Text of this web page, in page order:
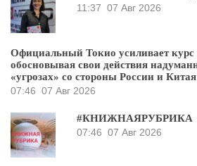
11:37 07 Авг 2026
Официальный Токио усиливает курс
обосновывая свои действия
«угрозах» со стороны России и Китая
07:46 07 Авг 2026
#КНИЖНАЯРУБРИКА
07:46 07 Авг 2026